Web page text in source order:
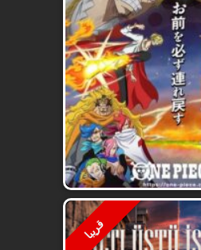
قريبا